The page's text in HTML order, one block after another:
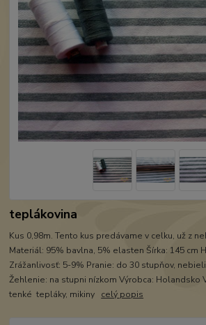
teplákovina
Kus 0,98m. Tento kus predávame v celku, už z
Materiál: 95% bavlna, 5% elasten Šírka: 145 cm
Zrážanlivosť: 5-9% Pranie: do 30 stupňov,
Žehlenie: na stupni nízkom Výrobca: Holandsko
tenké tepláky, mikiny celý popis